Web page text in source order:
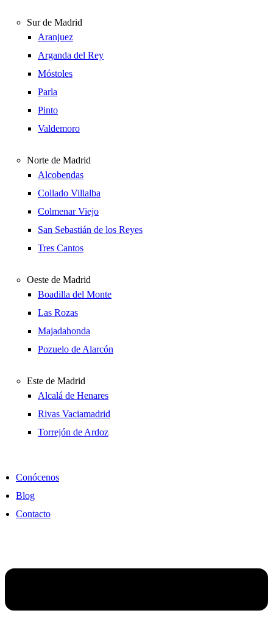
Sur de Madrid
Aranjuez
Arganda del Rey
Móstoles
Parla
Pinto
Valdemoro
Norte de Madrid
Alcobendas
Collado Villalba
Colmenar Viejo
San Sebastián de los Reyes
Tres Cantos
Oeste de Madrid
Boadilla del Monte
Las Rozas
Majadahonda
Pozuelo de Alarcón
Este de Madrid
Alcalá de Henares
Rivas Vaciamadrid
Torrejón de Ardoz
Conócenos
Blog
Contacto